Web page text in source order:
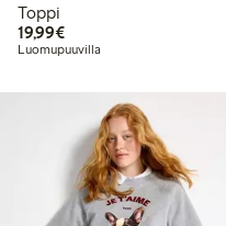
Toppi
19,99€19,99 €
Luomupuuvilla